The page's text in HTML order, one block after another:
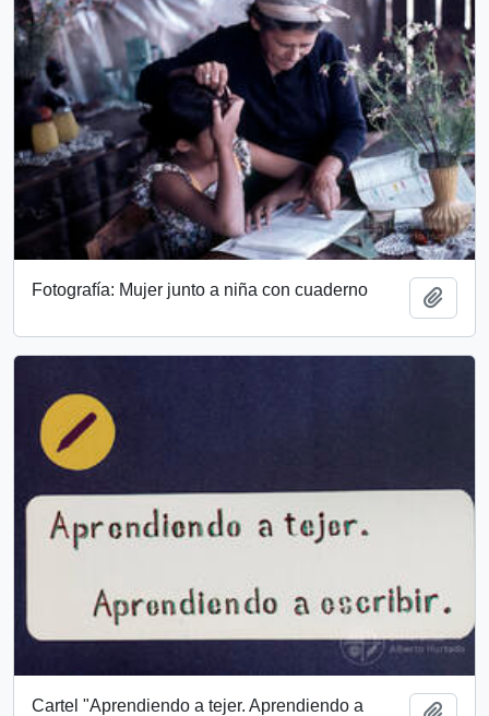
Fotografía: Mujer junto a niña con cuaderno
Cartel "Aprendiendo a tejer. Aprendiendo a